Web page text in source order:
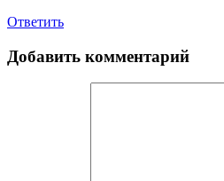
Ответить
Добавить комментарий